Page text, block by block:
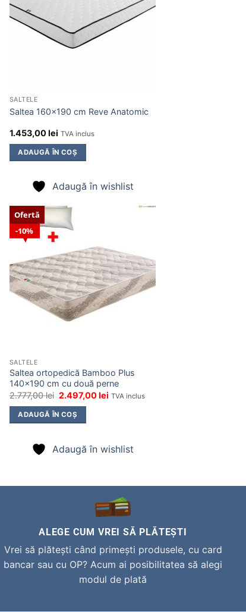
SALTELE
Saltea 160×190 cm Reve Anatomic
1.453,00lei TVA inclus
ADAUGĂ ÎN COȘ
Adaugă în wishlist
10%
Ofertă
wishlist
SALTELE
Saltea ortopedică Bamboo Plus
140×190 cm cu două perne
2.777,00lei Prețul
a
fost:
2.497,00leiPrețul
TVA inclus
ADAUGĂ ÎN COȘ
Adaugă în wishlist
ALEGE CUM VREI SĂ PLĂTEŞTI
Vrei să plătești când primești produsele, cu card
bancar sau cu OP? Acum ai posibilitatea să alegi
modul de plată